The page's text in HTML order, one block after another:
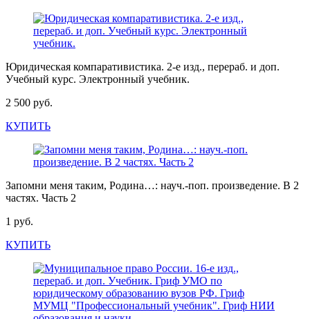
Юридическая компаративистика. 2-е изд., перераб. и доп.
Учебный курс. Электронный учебник.
2 500 руб.
КУПИТЬ
Запомни меня таким, Родина…: науч.-поп. произведение. В 2
частях. Часть 2
1 руб.
КУПИТЬ